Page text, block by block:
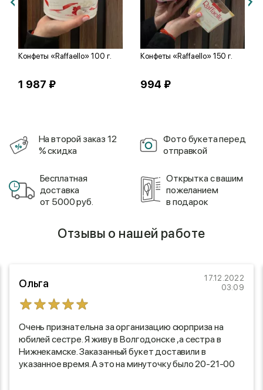
Конфеты «Raffaello» 100 г.
1 987 ₽
Конфеты «Raffaello» 150 г.
994 ₽
На второй заказ 12
% скидка
Фото букета перед
отправкой
Бесплатная
доставка
от 5000 руб.
Открытка с вашим
пожеланием
в подарок
Отзывы о нашей работе
Ольга
17.12.2022
03:09
Очень признательна за организацию сюрприза на
юбилей сестре. Я живу в Волгодонске ,а сестра в
Нижнекамске. Заказанный букет доставили в
указанное время. А это на минуточку было 20-21-00